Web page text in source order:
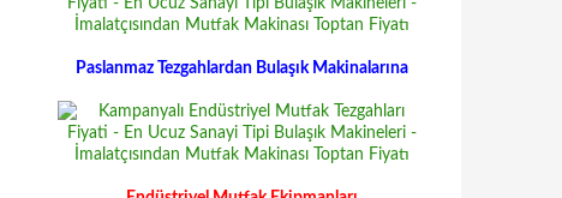
Paslanmaz Tezgahlardan Bulaşık Makinalarına